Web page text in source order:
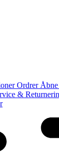
Ordrer
&